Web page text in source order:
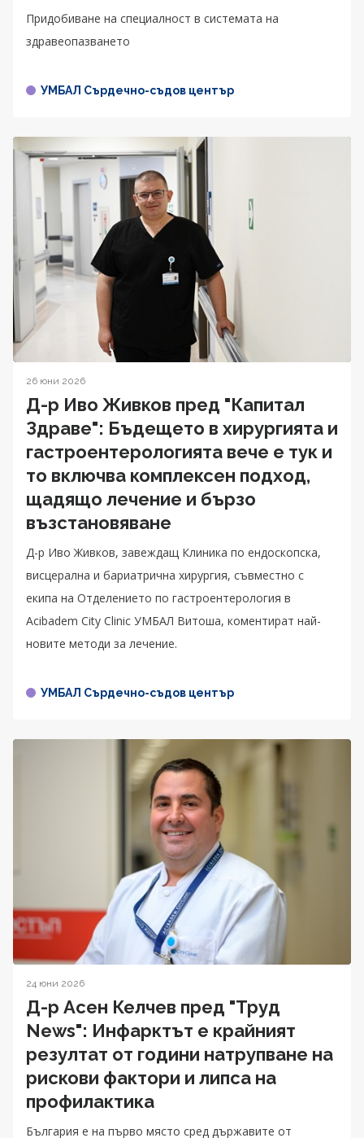
Придобиване на специалност в системата на
здравеопазването
УМБАЛ Сърдечно-съдов център
26 юни 2026
Д-р Иво Живков пред "Капитал
Здраве": Бъдещето в хирургията и
гастроентерологията вече е тук и
то включва комплексен подход,
щадящо лечение и бързо
възстановяване
Д-р Иво Живков, завеждащ Клиника по ендоскопска,
висцерална и бариатрична хирургия, съвместно с
екипа на Отделението по гастроентерология в
Acibadem City Clinic УМБАЛ Витоша, коментират най-
новите методи за лечение.
УМБАЛ Сърдечно-съдов център
24 юни 2026
Д-р Асен Келчев пред "Труд
News": Инфарктът е крайният
резултат от години натрупване на
рискови фактори и липса на
профилактика
България е на първо място сред държавите от